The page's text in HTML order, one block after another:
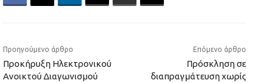
Προηγούμενο άρθρο
Προκήρυξη Ηλεκτρονικού
Ανοικτού Διαγωνισμού
Επόμενο άρθρο
Πρόσκληση σε
διαπραγμάτευση χωρίς